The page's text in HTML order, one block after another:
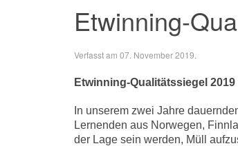
Etwinning-
Verfasst am 07. November 2019
Etwinning-Qualitätssiegel
In unserem zwei Jahre
Lernenden aus Norwegen,
der Lage sein werden, Müll